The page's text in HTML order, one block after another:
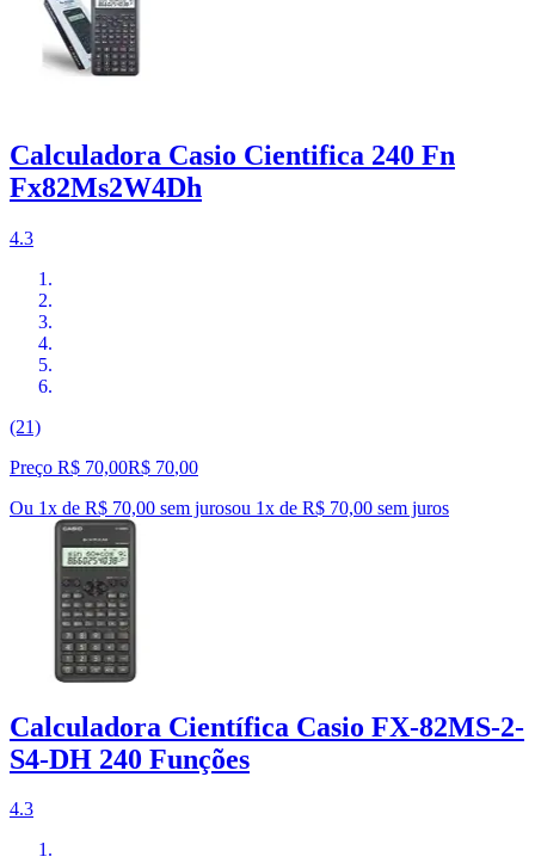
Calculadora Casio Cientifica 240 Fn
Fx82Ms2W4Dh
4.3
(21)
Preço R$ 70,00R$ 70,00
Ou 1x de R$ 70,00 sem jurosou 1x de R$ 70,00 sem juros
Calculadora Científica Casio FX-82MS-2-
S4-DH 240 Funções
4.3